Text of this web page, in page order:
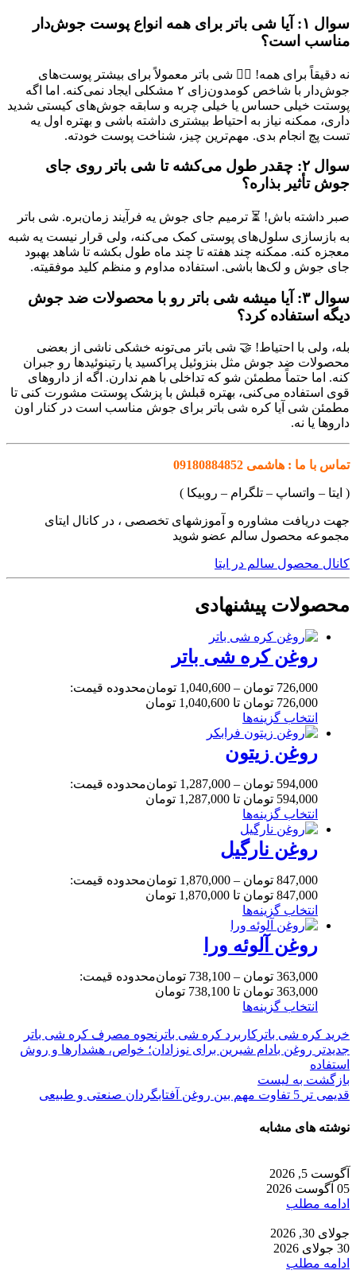
سوال ۱: آیا شی باتر برای همه انواع پوست جوش‌دار
مناسب است؟
نه دقیقاً برای همه! 🙅‍♀️ شی باتر معمولاً برای بیشتر پوست‌های
جوش‌دار با شاخص کومدون‌زای ۲ مشکلی ایجاد نمی‌کنه. اما اگه
پوستت خیلی حساس یا خیلی چربه و سابقه جوش‌های کیستی شدید
داری، ممکنه نیاز به احتیاط بیشتری داشته باشی و بهتره اول یه
تست پچ انجام بدی. مهم‌ترین چیز، شناخت پوست خودته.
سوال ۲: چقدر طول می‌کشه تا شی باتر روی جای
جوش تأثیر بذاره؟
صبر داشته باش! ⏳ ترمیم جای جوش یه فرآیند زمان‌بره. شی باتر
به بازسازی سلول‌های پوستی کمک می‌کنه، ولی قرار نیست یه شبه
معجزه کنه. ممکنه چند هفته تا چند ماه طول بکشه تا شاهد بهبود
جای جوش و لک‌ها باشی. استفاده مداوم و منظم کلید موفقیته.
سوال ۳: آیا میشه شی باتر رو با محصولات ضد جوش
دیگه استفاده کرد؟
بله، ولی با احتیاط! 🤝 شی باتر می‌تونه خشکی ناشی از بعضی
محصولات ضد جوش مثل بنزوئیل پراکسید یا رتینوئیدها رو جبران
کنه. اما حتماً مطمئن شو که تداخلی با هم ندارن. اگه از داروهای
قوی استفاده می‌کنی، بهتره قبلش با پزشک پوستت مشورت کنی تا
مطمئن شی آیا کره شی باتر برای جوش مناسب است در کنار اون
داروها یا نه.
تماس با ما : هاشمی 09180884852
( ایتا – واتساپ – تلگرام – روبیکا )
جهت دریافت مشاوره و آموزشهای تخصصی ، در کانال ایتای
مجموعه محصول سالم عضو شوید
کانال محصول سالم در ایتا
محصولات پیشنهادی
روغن کره شی باتر
726,000 تومان –
1,040,600 تومانمحدوده قیمت:
726,000 تومان تا 1,040,600 تومان
انتخاب گزینه‌ها
روغن زیتون
594,000 تومان –
1,287,000 تومانمحدوده قیمت:
594,000 تومان تا 1,287,000 تومان
انتخاب گزینه‌ها
روغن نارگیل
847,000 تومان –
1,870,000 تومانمحدوده قیمت:
847,000 تومان تا 1,870,000 تومان
انتخاب گزینه‌ها
روغن آلوئه ورا
363,000 تومان –
738,100 تومانمحدوده قیمت:
363,000 تومان تا 738,100 تومان
انتخاب گزینه‌ها
خرید کره شی باتر کاربرد کره شی باتر نحوه مصرف کره شی باتر
جدیدتر روغن بادام شیرین برای نوزادان؛ خواص، هشدارها و روش
استفاده
بازگشت به لیست
قدیمی تر 5 تفاوت مهم بین روغن آفتابگردان صنعتی و طبیعی
نوشته های مشابه
آگوست 5, 2026
05 آگوست 2026
ادامه مطلب
جولای 30, 2026
30 جولای 2026
ادامه مطلب